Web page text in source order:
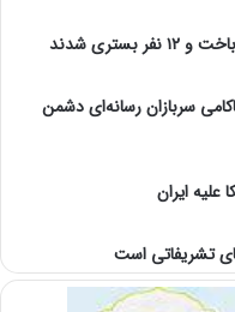
شدند
سربازان رسانه‌ای دشمن
علیه ایران